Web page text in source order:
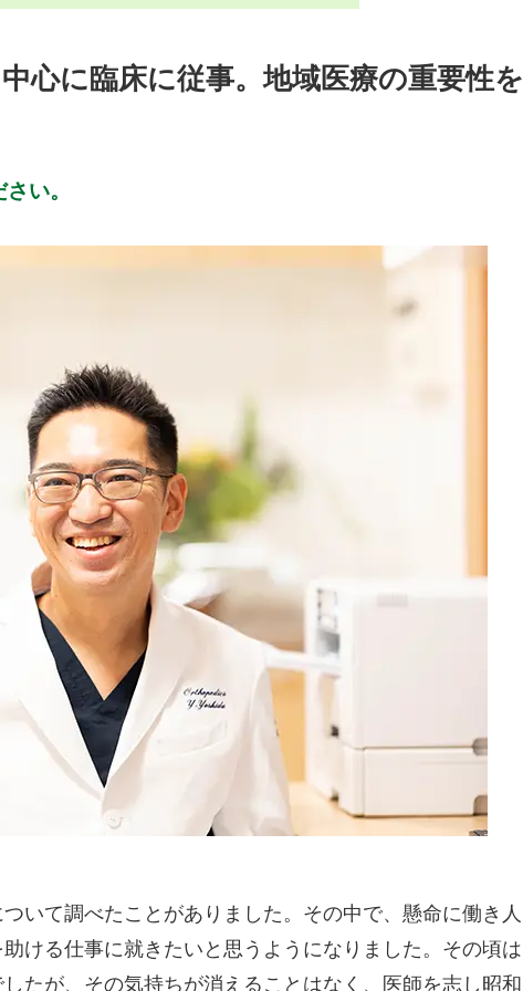
心に臨床に従事。地域医療の重要性を
い。
いて調べたことがありました。その中で、懸命に働き人
ける仕事に就きたいと思うようになりました。その頃は
たが、その気持ちが消えることはなく、医師を志し昭和